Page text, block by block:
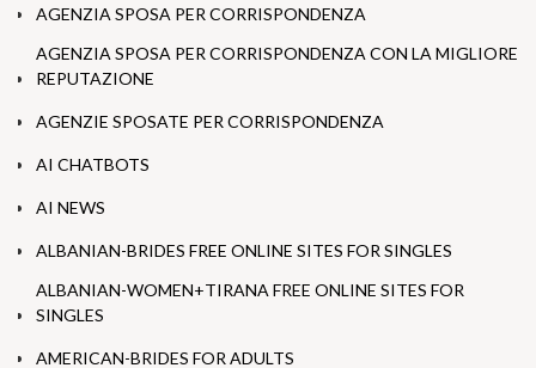
AGENZIA SPOSA PER CORRISPONDENZA
AGENZIA SPOSA PER CORRISPONDENZA CON LA MIGLIORE
REPUTAZIONE
AGENZIE SPOSATE PER CORRISPONDENZA
AI CHATBOTS
AI NEWS
ALBANIAN-BRIDES FREE ONLINE SITES FOR SINGLES
ALBANIAN-WOMEN+TIRANA FREE ONLINE SITES FOR
SINGLES
AMERICAN-BRIDES FOR ADULTS